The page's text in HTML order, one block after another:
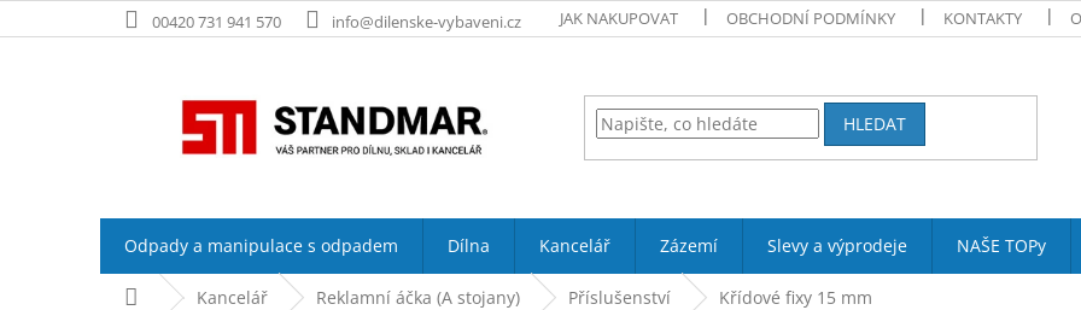
na
00420 731 941 570 info@dilenske-vybaveni.cz JAK NAKUPOVAT OBCHODNÍ PODMÍNKY KONTAKTY
HLEDAT
Odpady a manipulace s odpadem Dílna Kancelář Zázemí Slevy a výprodeje NAŠE TOPy
Domů Kancelář Reklamní áčka (A stojany) Příslušenství Křídové fixy 15 mm